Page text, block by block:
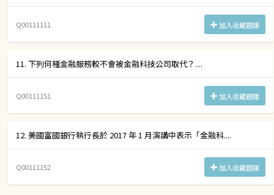
Q00111111 加入收藏題庫
11. 下列何種金融服務較不會被金融科技公司取代？....
Q00111151 加入收藏題庫
12. 美國富國銀行執行長於 2017 年 1 月演講中表示「金融科....
Q00111152 加入收藏題庫